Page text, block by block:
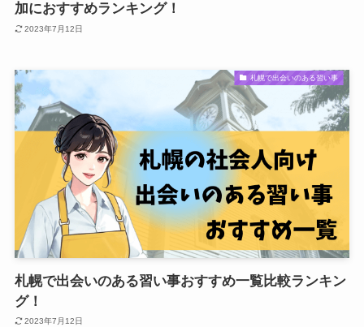
加におすすめランキング！
2023年7月12日
札幌で出会いのある習い事
札幌で出会いのある習い事おすすめ一覧比較ランキン
グ！
2023年7月12日